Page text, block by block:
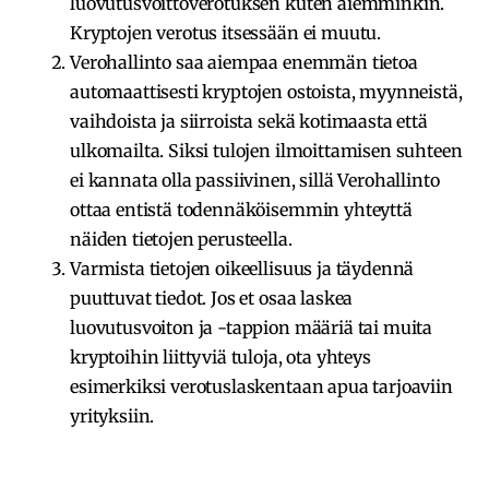
Kryptojen verotus itsessään ei muutu.
Verohallinto saa aiempaa enemmän tietoa
automaattisesti kryptojen ostoista, myynneistä,
vaihdoista ja siirroista sekä kotimaasta että
ulkomailta. Siksi tulojen ilmoittamisen suhteen
ei kannata olla passiivinen, sillä Verohallinto
ottaa entistä todennäköisemmin yhteyttä
näiden tietojen perusteella.
Varmista tietojen oikeellisuus ja täydennä
puuttuvat tiedot. Jos et osaa laskea
luovutusvoiton ja -tappion määriä tai muita
kryptoihin liittyviä tuloja, ota yhteys
esimerkiksi verotuslaskentaan apua tarjoaviin
yrityksiin.